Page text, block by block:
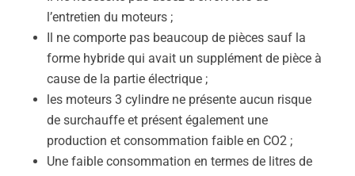
l’entretien du moteurs ;
Il ne comporte pas beaucoup de pièces sauf la
forme hybride qui avait un supplément de pièce à
cause de la partie électrique ;
les moteurs 3 cylindre ne présente aucun risque
de surchauffe et présent également une
production et consommation faible en CO2 ;
Une faible consommation en termes de litres de